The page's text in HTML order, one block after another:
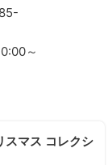
～
スマス コレクシ